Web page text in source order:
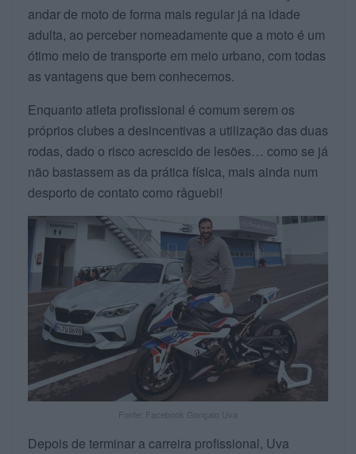
andar de moto de forma mais regular já na idade
adulta, ao perceber nomeadamente que a moto é um
ótimo meio de transporte em meio urbano, com todas
as vantagens que bem conhecemos.
Enquanto atleta profissional é comum serem os
próprios clubes a desincentivas a utilização das duas
rodas, dado o risco acrescido de lesões… como se já
não bastassem as da prática física, mais ainda num
desporto de contato como râguebi!
Fonte: Facebook Gonçalo Uva
Depois de terminar a carreira profissional, Uva